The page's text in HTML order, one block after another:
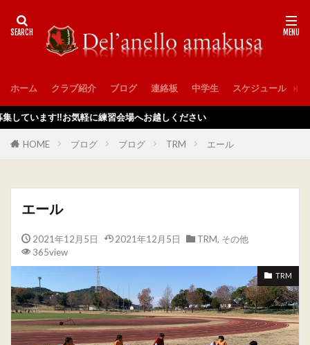
ホーム クラブ紹介 ブログ 連絡板 中学生 スケジュール
‼️お気軽に練習会場へお越しください
HOME ブログ ブログ TRM エール
エール
2021年12月5日 2021年12月5日 TRM, その他
365view
TRM